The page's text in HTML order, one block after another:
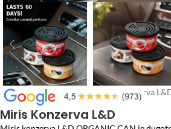
Početna/Auto program Miris Konzerva
Miris Konzerva L&D